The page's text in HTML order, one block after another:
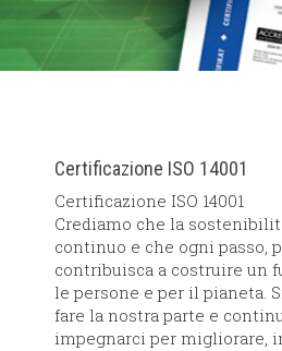
Certificazione ISO 14001
Certificazione ISO 14001
Crediamo che la
continuo e che ogni passo,
contribuisca a costruire un
le persone e per il pianeta.
fare la nostra parte e
impegnarci per migliorare,